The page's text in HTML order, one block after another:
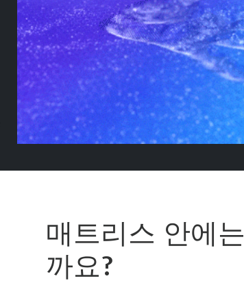
매트리스 안에는
까요?